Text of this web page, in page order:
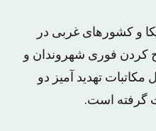
و کشورهای غربی در
کردن فوری شهروندان و
مکاتبات تهدید آمیز دو
گرفته است.